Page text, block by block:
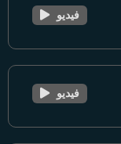
فيديو
فيديو